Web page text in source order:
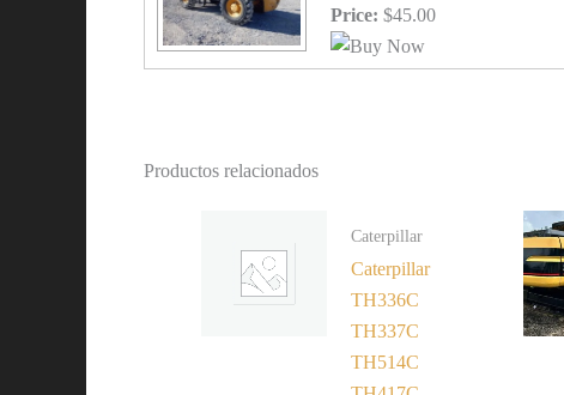
Price: $45.00
Productos relacionados
Caterpillar
Caterpillar
TH336C
TH337C
TH514C